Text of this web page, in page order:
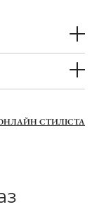
СТИЛІСТА